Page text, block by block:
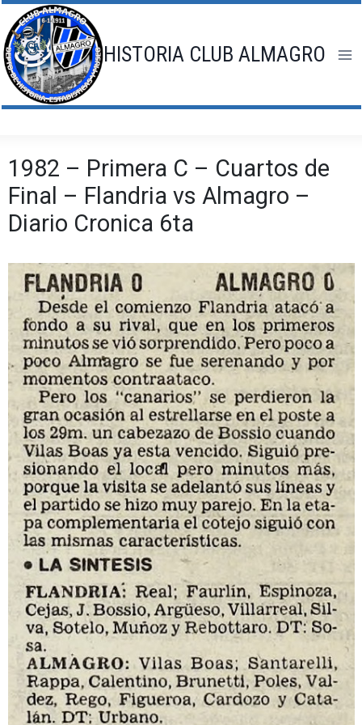
Saltar
al
contenido
HISTORIA CLUB ALMAGRO
1982 – Primera C – Cuartos de
Final – Flandria vs Almagro –
Diario Cronica 6ta